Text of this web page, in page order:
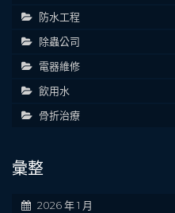
防水工程
除蟲公司
電器維修
飲用水
骨折治療
彙整
2026 年 1 月